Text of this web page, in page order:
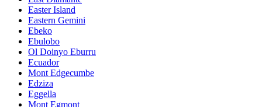
Easter Island
Eastern Gemini
Ebeko
Ebulobo
Ol Doinyo Eburru
Ecuador
Mont Edgecumbe
Edziza
Eggella
Mont Egmont